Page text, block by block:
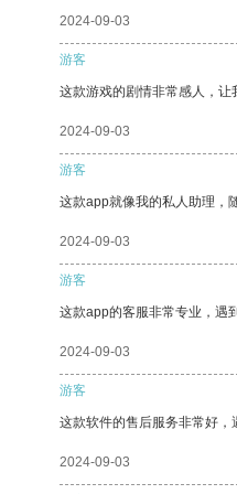
2024-09-03
游客
这款游戏的剧情非常感人，让
2024-09-03
游客
这款app就像我的私人助理，
2024-09-03
游客
这款app的客服非常专业，遇
2024-09-03
游客
这款软件的售后服务非常好，
2024-09-03